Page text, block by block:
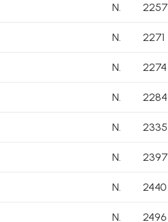
N. 2257
N. 2271
N. 2274
N. 2284
N. 2335
N. 2397
N. 2440
N. 2496